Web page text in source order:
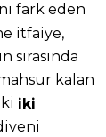
fark eden
itfaiye,
sırasında
kalan
iki